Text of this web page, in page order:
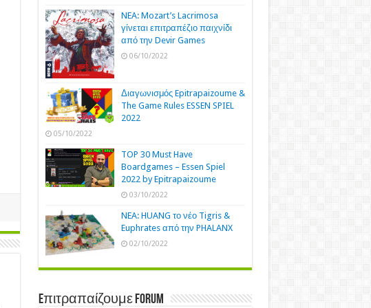
NEA: Mozart’s Lacrimosa
γίνεται επιτραπέζιο παιχνίδι
από την Devir Games
06/10/2022
Διαγωνισμός Epitrapaizoume &
The Game Rules ESSEN SPIEL
2022
05/10/2022
TOP 30 Must Have
Boardgames – Essen Spiel
2022 by Epitrapaizoume
03/10/2022
NEA: HUANG το νέο Tigris &
Euphrates από την PHALANX
02/10/2022
Eπιτραπαίζουμε Forum